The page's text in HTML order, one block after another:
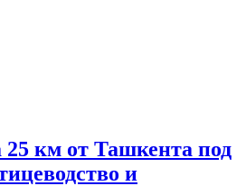
25 км от Ташкента под
и